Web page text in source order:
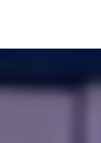
cookies